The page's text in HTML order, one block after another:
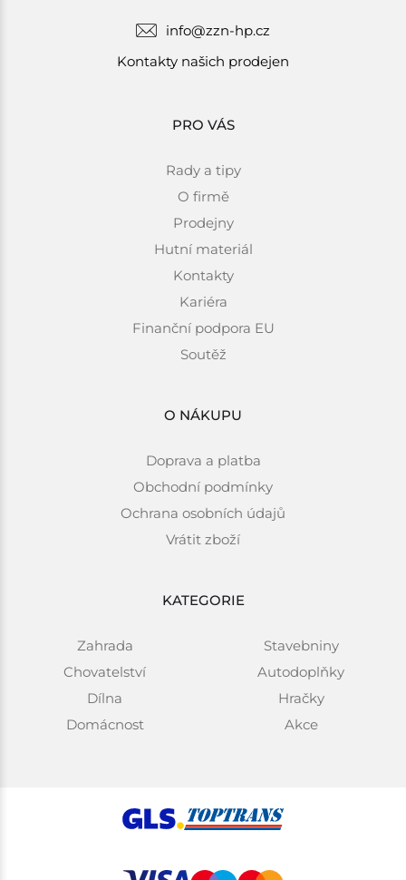
info@zzn-hp.cz
Kontakty našich prodejen
PRO VÁS
Rady a tipy
O firmě
Prodejny
Hutní materiál
Kontakty
Kariéra
Finanční podpora EU
Soutěž
O NÁKUPU
Doprava a platba
Obchodní podmínky
Ochrana osobních údajů
Vrátit zboží
KATEGORIE
Zahrada
Chovatelství
Dílna
Domácnost
Stavebniny
Autodoplňky
Hračky
Akce